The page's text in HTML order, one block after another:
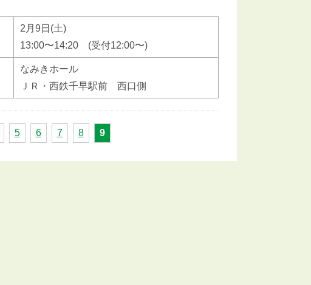
2月9日(土)
13:00〜14:20 (受付12:00〜)
なみきホール
ＪＲ・西鉄千早駅前 西口側
5 6 7 8 9